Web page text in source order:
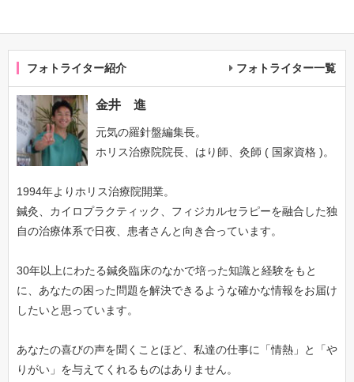
フォトライター紹介 フォトライター一覧
金井 進
元気の羅針盤編集長。
ホリス治療院院長、はり師、灸師 ( 国家資格 )。
1994年よりホリス治療院開業。
鍼灸、カイロプラクティック、フィジカルセラピーを融合した独
自の治療体系で日夜、患者さんと向き合っています。
30年以上にわたる鍼灸臨床のなかで培った知識と経験をもと
に、あなたの困った問題を解決できるような確かな情報をお届け
したいと思っています。
あなたの喜びの声を聞くことほど、私達の仕事に「情熱」と「や
りがい」を与えてくれるものはありません。